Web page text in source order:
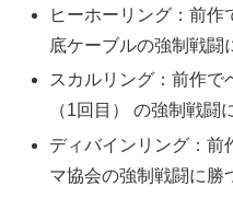
ヒーホーリング：前
底ケーブルの強制戦闘
スカルリング：前作で
（1回目） の強制戦闘
ディバインリング：前
マ協会の強制戦闘に勝